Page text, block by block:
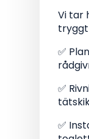
Vi
✅
✅
✅